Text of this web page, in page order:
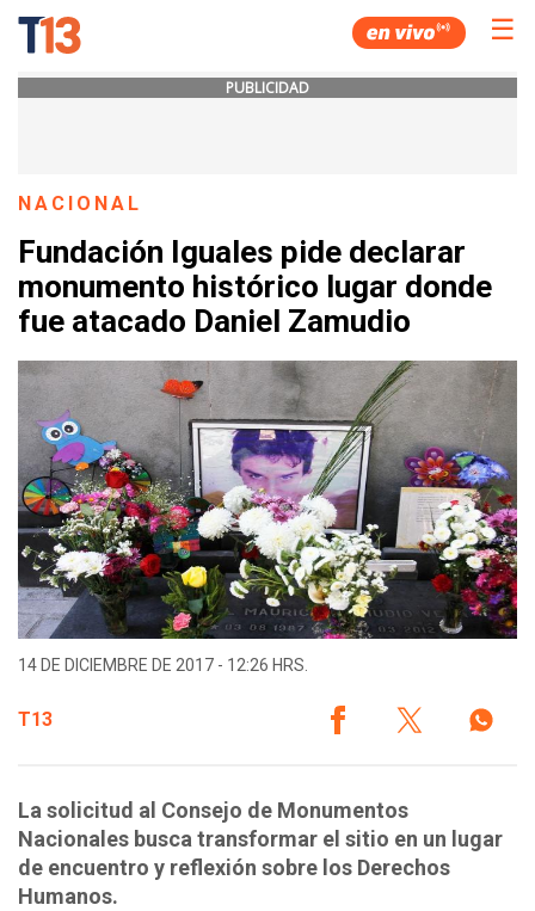
☰
PUBLICIDAD
NACIONAL
Fundación Iguales pide declarar
monumento histórico lugar donde
fue atacado Daniel Zamudio
14 DE DICIEMBRE DE 2017 - 12:26 HRS.
T13
La solicitud al Consejo de Monumentos
Nacionales busca transformar el sitio en un lugar
de encuentro y reflexión sobre los Derechos
Humanos.